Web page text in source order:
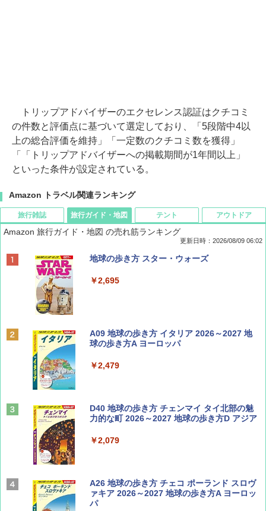
トリップアドバイザーのエクセレンス認証はクチコミ
の件数と評価点に基づいて選定しており、「5段階中4以
上の総合評価を維持」「一定数のクチコミ数を獲得」
「「トリップアドバイザーへの掲載期間が1年間以上」
といった条件が設定されている。
Amazon トラベル関連ランキング
旅行雑誌
BE-PAL(ビ-パル) 2026年 9 月号【特別付録:
ディズニーファン ２０２６年 ９月号 [雑
誌] (ＤＩＳＮＥＹ ＦＡＮ)
￥713
山と溪谷 2026年8月号「南アルプス大全」
Coyote No.89 特集 星野道夫 夢見る旅
￥1,540
旅行ガイド・地図
Amazon 旅行ガイド・地図 の売れ筋ランキング
更新日時：2026/08/09 06:02
地球の歩き方 スター・ウォーズ
￥2,695
A09 地球の歩き方 イタリア 2026～2027 地
球の歩き方A ヨーロッパ
￥2,479
D40 地球の歩き方 チェンマイ タイ北部の魅
力的な町 2026～2027 地球の歩き方D アジア
￥2,079
A26 地球の歩き方 チェコ ポーランド スロヴ
ァキア 2026～2027 地球の歩き方A ヨーロッ
パ
テント アウトドア